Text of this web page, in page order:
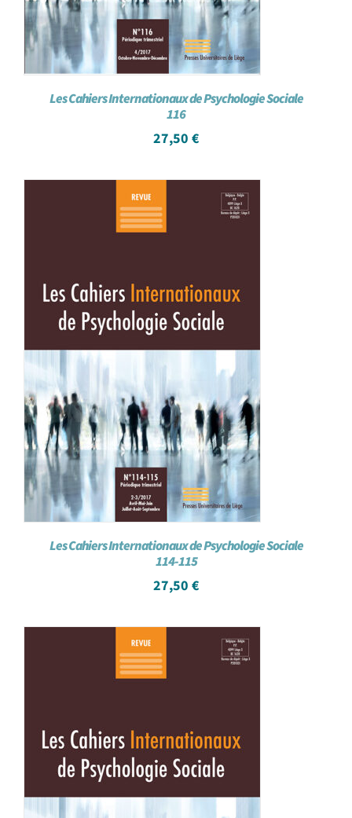
Les Cahiers Internationaux de Psychologie Sociale
116
27,50 €
Les Cahiers Internationaux de Psychologie Sociale
114-115
27,50 €